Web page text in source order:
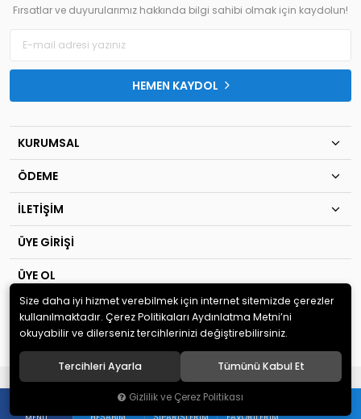
MENÜ HESABIM SIPARIŞLERIM FAVORILERIM
Fırsatlar ve duyurularımız hakkında bilgi sahibi olmak için kaydolun!
HEMEN KAYDOL
KURUMSAL
ÖDEME
İLETİŞİM
ÜYE GİRİŞİ
ÜYE OL
© 2020 TIP KİM SAN Ltd.Şti . Tüm hakları saklıdır.
Yeni Nesil E-Ticaret Sistemleri ile Hazırlanmıştır.
Size daha iyi hizmet verebilmek için internet sitemizde çerezler
kullanılmaktadır. Çerez Politikaları Aydınlatma Metni’ni
okuyabilir ve dilerseniz tercihlerinizi değiştirebilirsiniz.
Tercihleri Ayarla Tümünü Kabul Et
Gizlilik ve Çerez Politikası